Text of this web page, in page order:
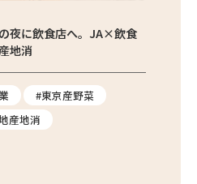
の農業を学ぶ「出前授業」
#出前授業
野菜